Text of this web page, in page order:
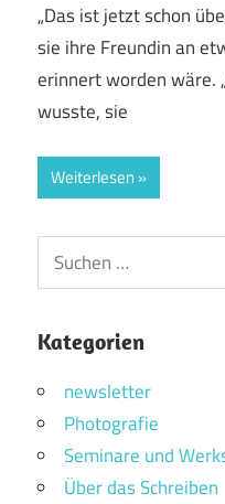
„Das ist jetzt schon
sie ihre Freundin an
erinnert worden wäre.
wusste, sie
Weiterlesen
Suchen
nach:
Kategorien
newsletter
Photografie
Seminare und
Über das Schreiben